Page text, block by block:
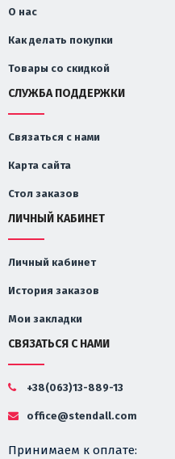
О нас
Как делать покупки
Товары со скидкой
СЛУЖБА ПОДДЕРЖКИ
Связаться с нами
Карта сайта
Стол заказов
ЛИЧНЫЙ КАБИНЕТ
Личный кабинет
История заказов
Мои закладки
СВЯЗАТЬСЯ С НАМИ
+38(063)13-889-13
office@stendall.com
Принимаем к оплате: